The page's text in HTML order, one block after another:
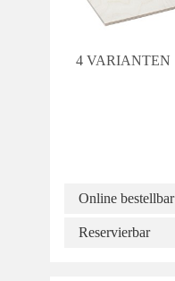
4 VARIANTEN
Online bestellbar
Reservierbar